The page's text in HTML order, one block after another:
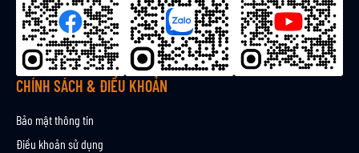
CHÍNH SÁCH & ĐIỀU KHOẢN
Bảo mật thông tin
Điều khoản sử dụng